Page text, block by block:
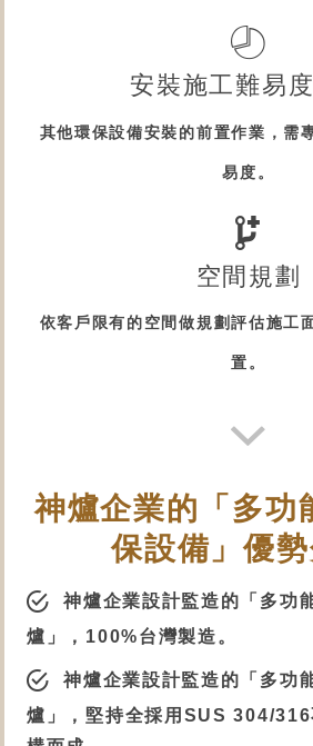
安裝施工難易
其他環保設備安裝的前置作業，需
易度。
空間規劃
依客戶限有的空間做規劃評估施工
置。
神爐企業的「多功
保設備 」優
神爐企業設計監造的「 多功
爐 」，100%台灣製造。
神爐企業設計監造的「 多功
爐 」，堅持全採用SUS 304/